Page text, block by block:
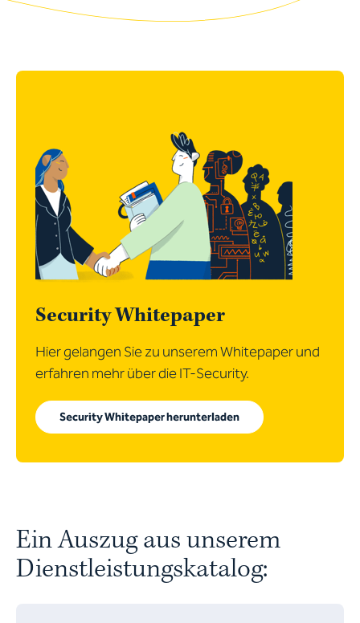
Security Whitepaper
Hier gelangen Sie zu unserem Whitepaper und
erfahren mehr über die IT-Security.
Security Whitepaper herunterladen
Ein Auszug aus unserem
Dienstleistungskatalog: